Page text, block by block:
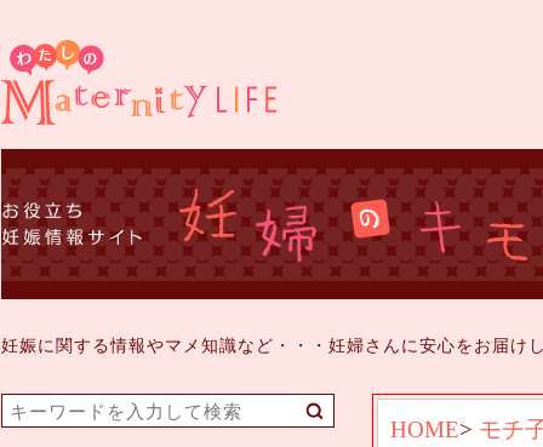
妊娠に関する情報やマメ知識など・・・妊婦さんに安心をお届け
HOME> モチ